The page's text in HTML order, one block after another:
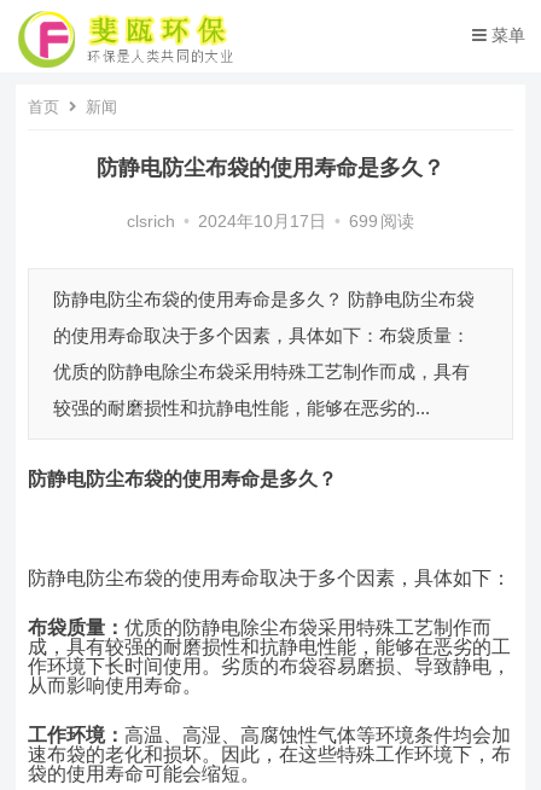
菜单
首页 新闻
防静电防尘布袋的使用寿命是多久？
clsrich • 2024年10月17日 • 699 阅读
防静电防尘布袋的使用寿命是多久？ 防静电防尘布袋
的使用寿命取决于多个因素，具体如下：布袋质量：
优质的防静电除尘布袋采用特殊工艺制作而成，具有
较强的耐磨损性和抗静电性能，能够在恶劣的...
防静电防尘布袋的使用寿命是多久？
防静电防尘布袋的使用寿命取决于多个因素，具体如下：
布袋质量：优质的防静电除尘布袋采用特殊工艺制作而
成，具有较强的耐磨损性和抗静电性能，能够在恶劣的工
作环境下长时间使用。劣质的布袋容易磨损、导致静电，
从而影响使用寿命。
工作环境：高温、高湿、高腐蚀性气体等环境条件均会加
速布袋的老化和损坏。 因此，在这些特殊工作环境下，布
袋的使用寿命可能会缩短。